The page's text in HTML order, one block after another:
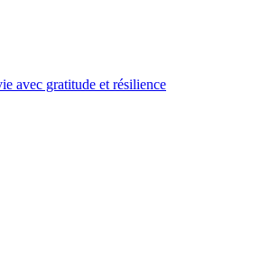
avec gratitude et résilience